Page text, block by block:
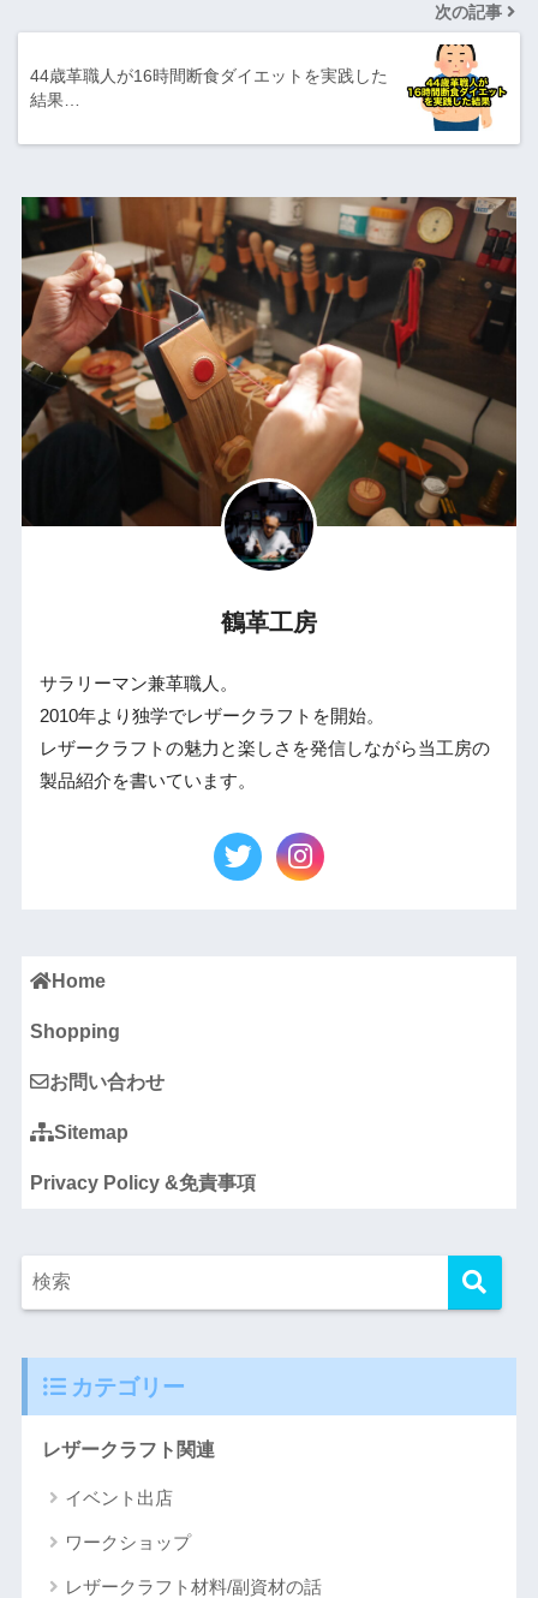
次の記事
44歳革職人が16時間断食ダイエットを実践した
結果…
鶴革工房
サラリーマン兼革職人。
2010年より独学でレザークラフトを開始。
レザークラフトの魅力と楽しさを発信しながら当工房の
製品紹介を書いています。
Home
Shopping
お問い合わせ
Sitemap
Privacy Policy &免責事項
カテゴリー
レザークラフト関連
イベント出店
ワークショップ
レザークラフト材料/副資材の話